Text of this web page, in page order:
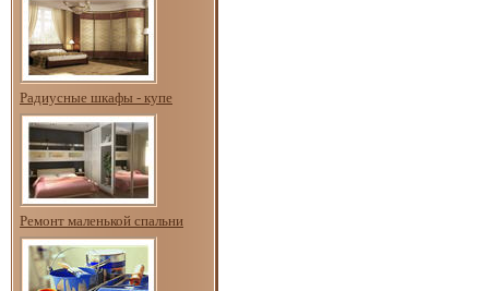
Радиусные шкафы - купе
Ремонт маленькой спальни